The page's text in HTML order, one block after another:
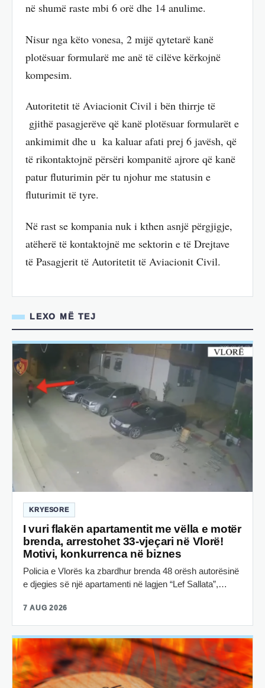
në shumë raste mbi 6 orë dhe 14 anulime.
Nisur nga këto vonesa, 2 mijë qytetarë kanë
plotësuar formularë me anë të cilëve kërkojnë
kompesim.
Autoritetit të Aviacionit Civil i bën thirrje të
gjithë pasagjerëve që kanë plotësuar formularët e
ankimimit dhe u ka kaluar afati prej 6 javësh, që
të rikontaktojnë përsëri kompanitë ajrore që kanë
patur fluturimin për tu njohur me statusin e
fluturimit të tyre.
Në rast se kompania nuk i kthen asnjë përgjigje,
atëherë të kontaktojnë me sektorin e të Drejtave
të Pasagjerit të Autoritetit të Aviacionit Civil.
LEXO MË TEJ
KRYESORE
I vuri flakën apartamentit me vëlla e motër
brenda, arrestohet 33-vjeçari në Vlorë!
Motivi, konkurrenca në biznes
Policia e Vlorës ka zbardhur brenda 48 orësh autorësinë
e djegies së një apartamenti në lagjen “Lef Sallata”,…
7 AUG 2026